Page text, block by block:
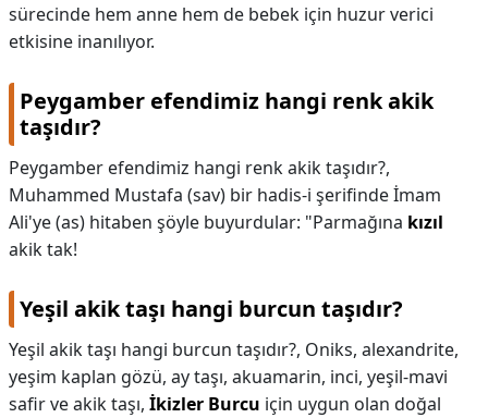
sürecinde hem anne hem de bebek için huzur verici
etkisine inanılıyor.
Peygamber efendimiz hangi renk akik
taşıdır?
Peygamber efendimiz hangi renk akik taşıdır?,
Muhammed Mustafa (sav) bir hadis-i şerifinde İmam
Ali'ye (as) hitaben şöyle buyurdular: "Parmağına kızıl
akik tak!
Yeşil akik taşı hangi burcun taşıdır?
Yeşil akik taşı hangi burcun taşıdır?, Oniks, alexandrite,
yeşim kaplan gözü, ay taşı, akuamarin, inci, yeşil-mavi
safir ve akik taşı, İkizler Burcu için uygun olan doğal